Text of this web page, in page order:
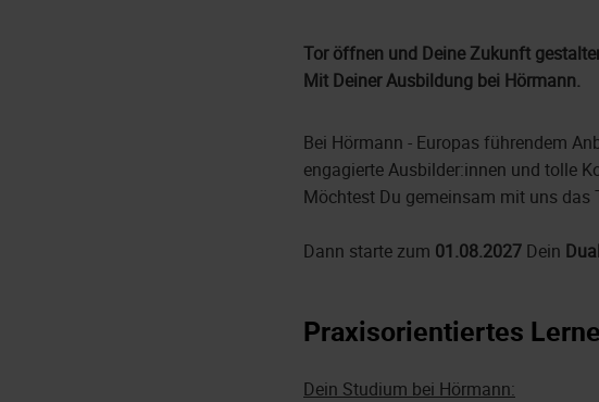
Tor öffnen und Deine Zukunft
Mit Deiner Ausbildung bei Hörmann.
Bei Hörmann - Europas führendem
engagierte Ausbilder:innen und tolle
Möchtest Du gemeinsam mit uns das
Dann starte zum 01.08.2027 Dein
Praxisorientiertes
Dein Studium bei Hörmann: